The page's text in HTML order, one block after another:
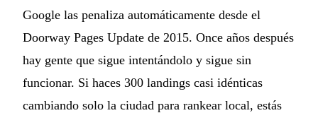
Google las penaliza automáticamente desde el
Doorway Pages Update de 2015. Once años después
hay gente que sigue intentándolo y sigue sin
funcionar. Si haces 300 landings casi idénticas
cambiando solo la ciudad para rankear local, estás